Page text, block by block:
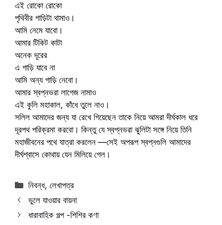
এই রোকো রোকো
পৃথিবীর গাড়িটা থামাও।
আমি নেমে যাবো।
আমার টিকিট কাটা
অনেক দূরের
এ গাড়ি যাবে না
আমি অন্য গাড়ি নেবো।
আমার স্বপ্নভরা লাগেজ নামাও
এই কুলি মহাকাল, কাঁধে তুলে নাও।
সলিল আমাদের জন্য যা রেখে গিয়েছেন তাকে নিয়ে আমরা দীর্ঘকাল ধরে
দূরপথ পরিক্রমা করবো। কিন্তু যে স্বপ্নভরা ঝুলিটা সঙ্গে নিয়ে তিনি
মহাজীবনের পথে যাত্রা করলেন —সেই অপরূপ স্বপ্নগুলি আমাদের
দীর্ঘশ্বাসে কোথায় যেন মিলিয়ে গেল।
Categories
নিবন্ধ,লেখাপত্র
ভুলে যাওয়ার বায়না
ধারাবাহিক গল্প -শিশির কণা